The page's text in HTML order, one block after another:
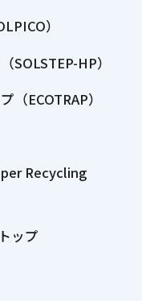
）
SOLSTEP-HP）
ECOTRAP）
Recycling
ップ